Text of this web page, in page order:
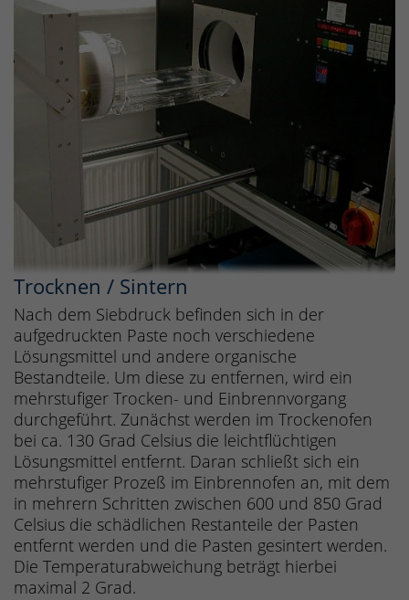
Trocknen / Sintern
Nach dem Siebdruck befinden sich in der
aufgedruckten Paste noch verschiedene
Lösungsmittel und andere organische
Bestandteile. Um diese zu entfernen, wird ein
mehrstufiger Trocken- und Einbrennvorgang
durchgeführt. Zunächst werden im Trockenofen
bei ca. 130 Grad Celsius die leichtflüchtigen
Lösungsmittel entfernt. Daran schließt sich ein
mehrstufiger Prozeß im Einbrennofen an, mit dem
in mehrern Schritten zwischen 600 und 850 Grad
Celsius die schädlichen Restanteile der Pasten
entfernt werden und die Pasten gesintert werden.
Die Temperaturabweichung beträgt hierbei
maximal 2 Grad.